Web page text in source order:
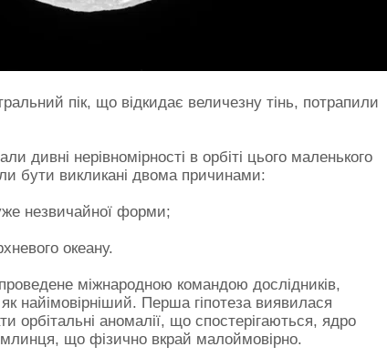
пік, що відкидає величезну тінь, потрапили
дивні нерівномірності в орбіті цього маленького
бути викликані двома причинами:
незвичайної форми;
океану.
міжнародною командою дослідників,
найімовірніший. Перша гіпотеза виявилася
аномалії, що спостерігаються, ядро
що фізично вкрай малоймовірно.